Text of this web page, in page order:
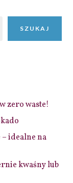
SZUKAJ
zero waste!
idealne na
kwaśny lub